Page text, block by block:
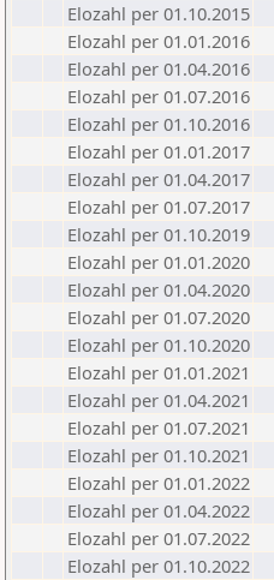
Elozahl per 01.10.2015
Elozahl per 01.01.2016
Elozahl per 01.04.2016
Elozahl per 01.07.2016
Elozahl per 01.10.2016
Elozahl per 01.01.2017
Elozahl per 01.04.2017
Elozahl per 01.07.2017
Elozahl per 01.10.2019
Elozahl per 01.01.2020
Elozahl per 01.04.2020
Elozahl per 01.07.2020
Elozahl per 01.10.2020
Elozahl per 01.01.2021
Elozahl per 01.04.2021
Elozahl per 01.07.2021
Elozahl per 01.10.2021
Elozahl per 01.01.2022
Elozahl per 01.04.2022
Elozahl per 01.07.2022
Elozahl per 01.10.2022